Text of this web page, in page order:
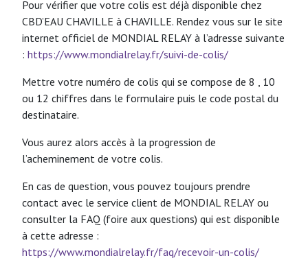
Pour vérifier que votre colis est déjà disponible chez
CBD’EAU CHAVILLE à CHAVILLE. Rendez vous sur le site
internet officiel de MONDIAL RELAY à l’adresse suivante
: https://www.mondialrelay.fr/suivi-de-colis/
Mettre votre numéro de colis qui se compose de 8 , 10
ou 12 chiffres dans le formulaire puis le code postal du
destinataire.
Vous aurez alors accès à la progression de
l’acheminement de votre colis.
En cas de question, vous pouvez toujours prendre
contact avec le service client de MONDIAL RELAY ou
consulter la FAQ (foire aux questions) qui est disponible
à cette adresse :
https://www.mondialrelay.fr/faq/recevoir-un-colis/